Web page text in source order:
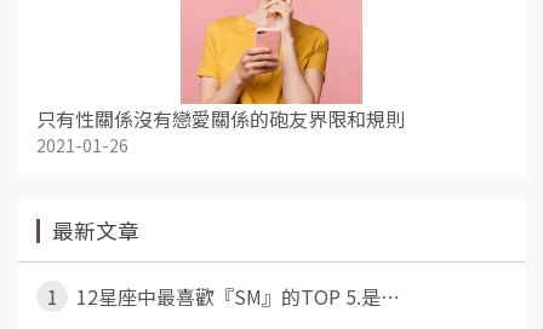
只有性關係沒有戀愛關係的砲友界限和規則
2021-01-26
最新文章
1
12星座中最喜歡『SM』的TOP 5.是⋯